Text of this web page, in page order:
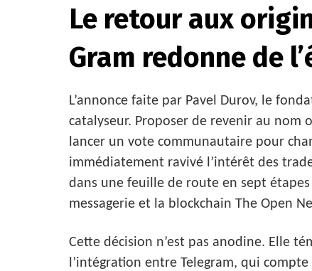
Le retour aux
Gram redonne de
L’annonce faite par Pavel Durov, le
catalyseur. Proposer de revenir au nom
lancer un vote communautaire pour
immédiatement ravivé l’intérêt des
dans une feuille de route en sept
messagerie et la blockchain The Open
Cette décision n’est pas anodine. Elle
l’intégration entre Telegram, qui